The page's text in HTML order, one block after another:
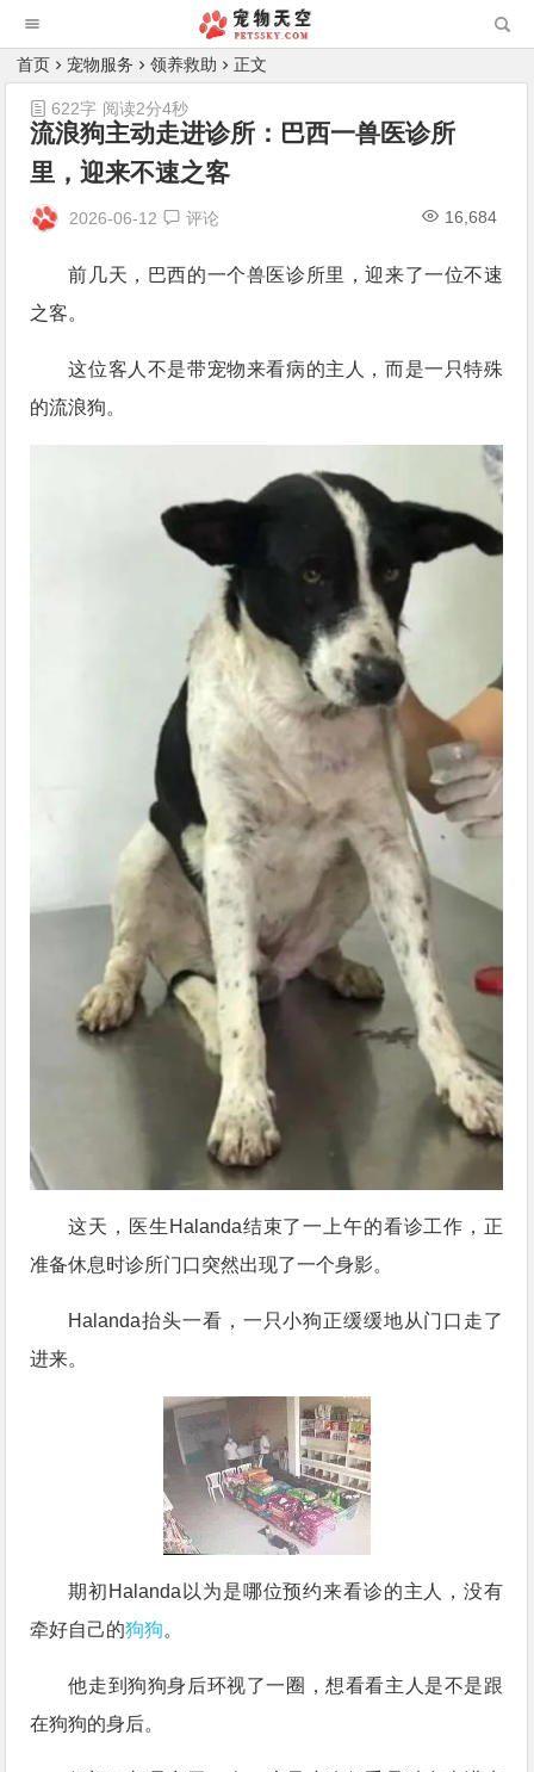
首页 宠物服务 领养救助 正文
流浪狗主动走进诊所：巴西一兽医诊所
里，迎来不速之客
2026-06-12 评论 16,684
622字 阅读2分4秒
前几天，巴西的一个兽医诊所里，迎来了一位不速
之客。
这位客人不是带宠物来看病的主人，而是一只特殊
的流浪狗。
这天，医生Halanda结束了一上午的看诊工作，正
准备休息时诊所门口突然出现了一个身影。
Halanda抬头一看，一只小狗正缓缓地从门口走了
进来。
期初Halanda以为是哪位预约来看诊的主人，没有
牵好自己的狗狗。
他走到狗狗身后环视了一圈，想看看主人是不是跟
在狗狗的身后。